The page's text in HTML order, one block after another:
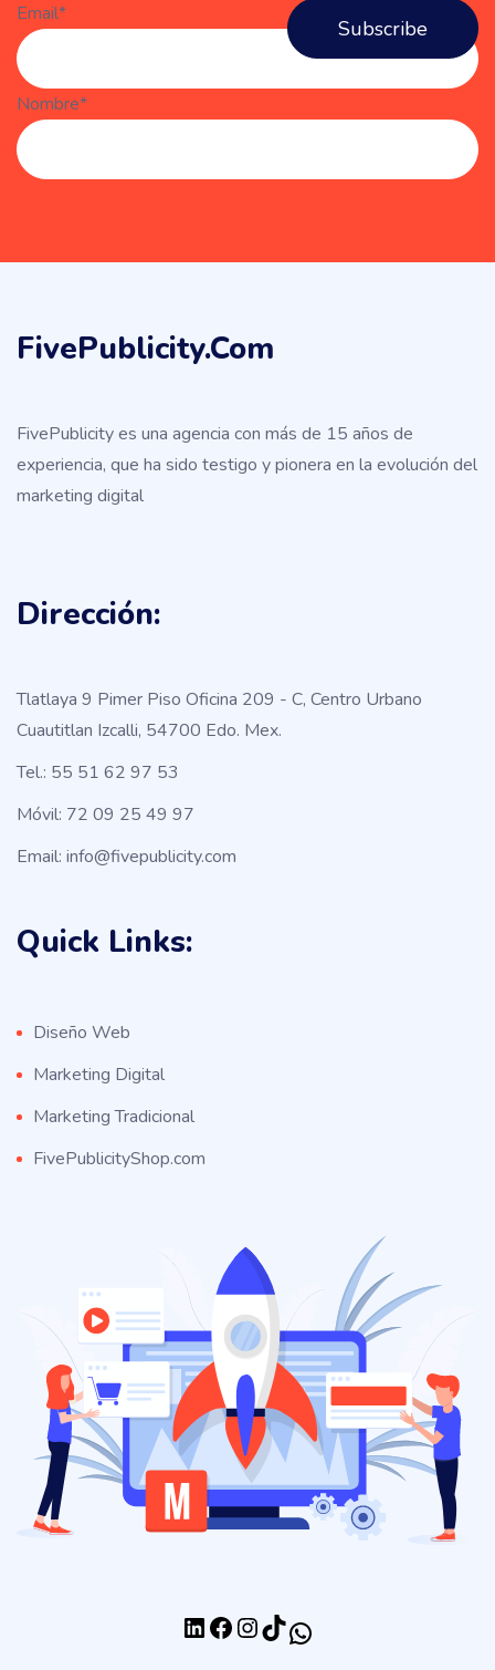
Email*
Nombre*
FivePublicity.com
FivePublicity es una agencia con más de 15 años de
experiencia, que ha sido testigo y pionera en la evolución del
marketing digital
Dirección:
Tlatlaya 9 Pimer Piso Oficina 209 - C, Centro Urbano
Cuautitlan Izcalli, 54700 Edo. Mex.
Tel.: 55 51 62 97 53
Móvil: 72 09 25 49 97
Email: info@fivepublicity.com
Quick Links:
Diseño Web
Marketing Digital
Marketing Tradicional
FivePublicityShop.com